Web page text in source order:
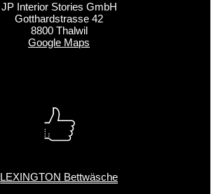
JP Interior Stories GmbH
Gotthardstrasse 42
8800 Thalwil
Google Maps
LEXINGTON Bettwäsche